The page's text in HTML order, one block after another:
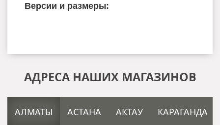
Версии и размеры:
АДРЕСА НАШИХ МАГАЗИНОВ
АЛМАТЫ АСТАНА АКТАУ КАРАГАНДА